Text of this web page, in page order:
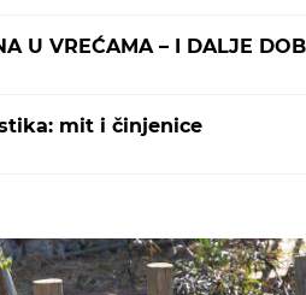
U VREĆAMA – I DALJE
mit i činjenice